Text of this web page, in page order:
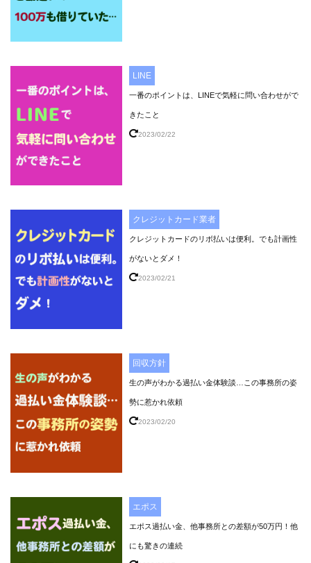
LINE
一番のポイントは、LINEで気軽に問い合わせがで
きたこと
2023/02/22
クレジットカード業者
クレジットカードのリボ払いは便利。でも計画性
がないとダメ！
2023/02/21
回収方針
生の声がわかる過払い金体験談…この事務所の姿
勢に惹かれ依頼
2023/02/20
エポス
エポス過払い金、他事務所との差額が50万円！他
にも驚きの連続